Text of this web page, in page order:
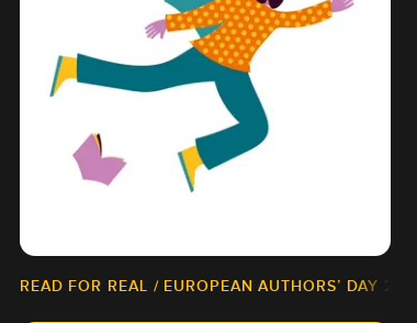
READ FOR REAL / EUROPEAN AUTHORS’ DAY 2025